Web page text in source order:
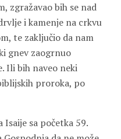
zgražavao bih se nad
i kamenje na crkvu
te zaključio da nam
gnev zaogrnuo
Ili bih naveo neki
proroka, po
sa početka 59.